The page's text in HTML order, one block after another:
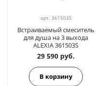
арт. 361503S
Встраиваемый смеситель
для душа на 3 выхода
ALEXIA 361503S
29 590 руб.
В корзину